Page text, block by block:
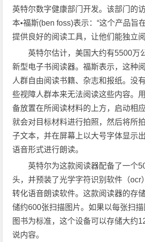
英特尔数字健康部门开发。该部门的
本•福斯(ben foss)表示：“这个产品旨
提供良好的阅读工具，让他们能独立
英特尔估计，美国大约有5500万
新型电子书阅读器。福斯表示，这种
人群自由阅读书籍、杂志和报纸。没
些视障人群本来无法阅读这些内容。
备放置在所阅读材料的上方，启动相
就会对目标材料进行拍照，然后将所
子文本，并在屏幕上以大号字体显示
语音形式进行朗读。
英特尔为这款阅读器配备了一个
头，并预装了光学字符识别软件（ocr
转化语音朗读软件。这款阅读器的存
储约600张扫描图片。如果以每张扫
图书为标准，这个设备可以存储大约
说内容。